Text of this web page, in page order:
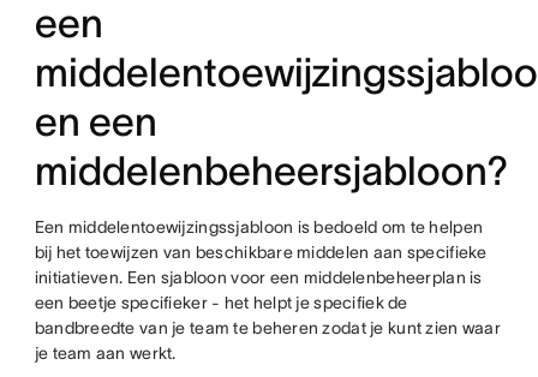
een
en een
middelenbeheersjabloon?
Een middelentoewijzingssjabloon is bedoeld om te helpen
bij het toewijzen van beschikbare middelen aan specifieke
initiatieven. Een sjabloon voor een middelenbeheerplan is
een beetje specifieker - het helpt je specifiek de
bandbreedte van je team te beheren zodat je kunt zien waar
je team aan werkt.